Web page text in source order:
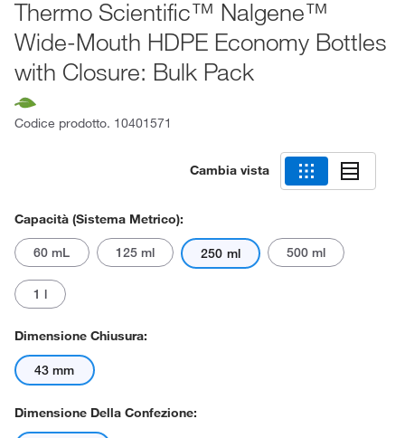
Thermo Scientific™ Nalgene™
Wide-Mouth HDPE Economy Bottles
with Closure: Bulk Pack
Codice prodotto. 10401571
Cambia vista
Capacità (sistema Metrico):
60 mL 125 ml 250 ml 500 ml
1 l
Dimensione Chiusura:
43 mm
Dimensione Della Confezione: